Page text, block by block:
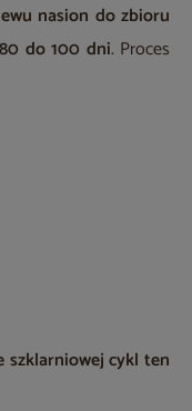
nasion do zbioru
do 100 dni. Proces
szklarniowej cykl ten